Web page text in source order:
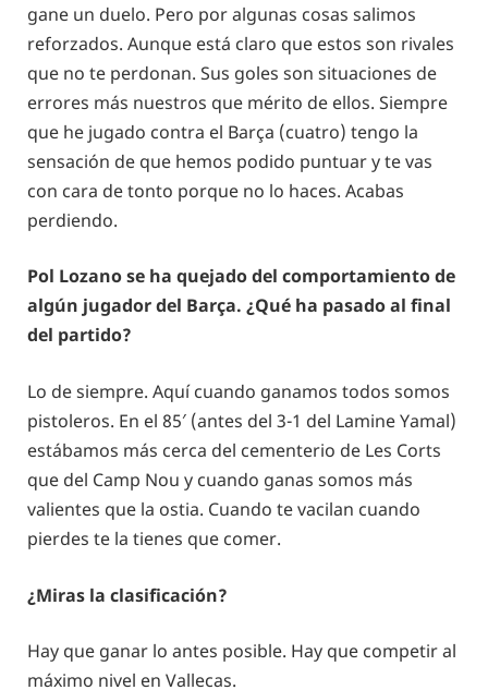
gane un duelo. Pero por algunas cosas salimos
reforzados. Aunque está claro que estos son rivales
que no te perdonan. Sus goles son situaciones de
errores más nuestros que mérito de ellos. Siempre
que he jugado contra el Barça (cuatro) tengo la
sensación de que hemos podido puntuar y te vas
con cara de tonto porque no lo haces. Acabas
perdiendo.
Pol Lozano se ha quejado del comportamiento de
algún jugador del Barça. ¿Qué ha pasado al final
del partido?
Lo de siempre. Aquí cuando ganamos todos somos
pistoleros. En el 85′ (antes del 3-1 del Lamine Yamal)
estábamos más cerca del cementerio de Les Corts
que del Camp Nou y cuando ganas somos más
valientes que la ostia. Cuando te vacilan cuando
pierdes te la tienes que comer.
¿Miras la clasificación?
Hay que ganar lo antes posible. Hay que competir al
máximo nivel en Vallecas.